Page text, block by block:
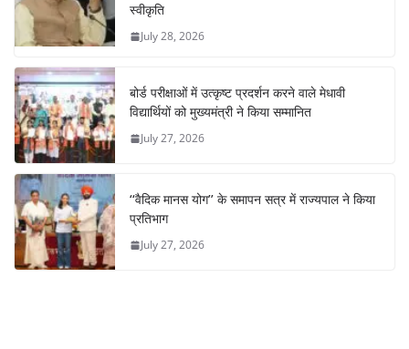
स्वीकृति
July 28, 2026
बोर्ड परीक्षाओं में उत्कृष्ट प्रदर्शन करने वाले मेधावी
विद्यार्थियों को मुख्यमंत्री ने किया सम्मानित
July 27, 2026
‘‘वैदिक मानस योग’’ के समापन सत्र में राज्यपाल ने किया
प्रतिभाग
July 27, 2026